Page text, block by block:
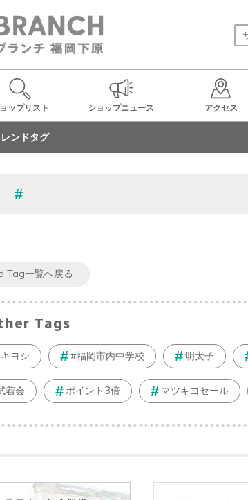
ップリスト ショップニュース アクセス
レンドタグ
Tag一覧へ戻る
Tags
ヨシ #福岡市内中学校 明太子
着会 ポイント3倍 マツキヨセール